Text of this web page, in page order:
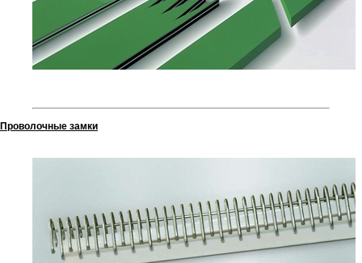
Проволочные замки